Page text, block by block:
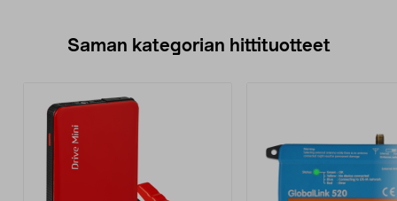
Saman kategorian hittituotteet